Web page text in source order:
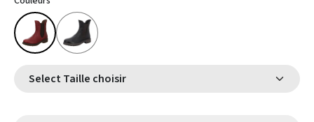
Select Taille choisir